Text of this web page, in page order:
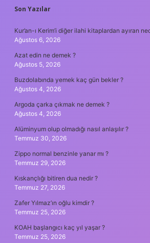
SIDEBAR
Son Yazılar
Kur’an-ı Kerim’i diğer ilahi kitaplardan ayıran
Ağustos 6, 2026
Azat edin ne demek ?
Ağustos 5, 2026
Buzdolabında yemek kaç gün bekler ?
Ağustos 4, 2026
Argoda çarka çıkmak ne demek ?
Ağustos 4, 2026
Alüminyum olup olmadığı nasıl anlaşılır ?
Temmuz 30, 2026
Zippo normal benzinle yanar mı ?
Temmuz 29, 2026
Kıskançlığı bitiren dua nedir ?
Temmuz 27, 2026
Zafer Yılmaz’ın oğlu kimdir ?
Temmuz 25, 2026
KOAH başlangıcı kaç yıl yaşar ?
Temmuz 25, 2026